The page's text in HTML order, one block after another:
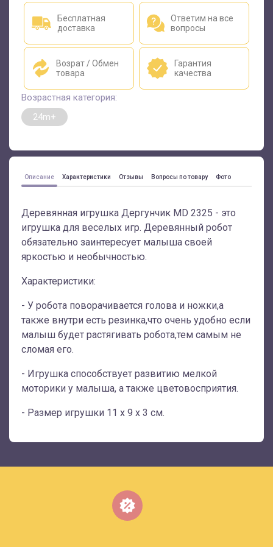
Бесплатная
доставка
Ответим на все
вопросы
Возрат / Обмен
товара
Гарантия
качества
Возрастная категория:
24m+
Описание Характеристики Отзывы Вопросы по товару Фото
Деревянная игрушка Дергунчик MD 2325 - это
игрушка для веселых игр. Деревянный робот
обязательно заинтересует малыша своей
яркостью и необычностью.
Характеристики:
- У робота поворачивается голова и ножки,а
также внутри есть резинка,что очень удобно если
малыш будет растягивать робота,тем самым не
сломая его.
- Игрушка способствует развитию мелкой
моторики у малыша, а также цветовосприятия.
- Размер игрушки 11 х 9 х 3 см.